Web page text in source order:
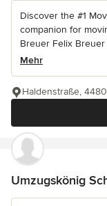
Discover the #1
companion for
Breuer Felix Breuer
Mehr
Haldenstraße,
Umzugskönig